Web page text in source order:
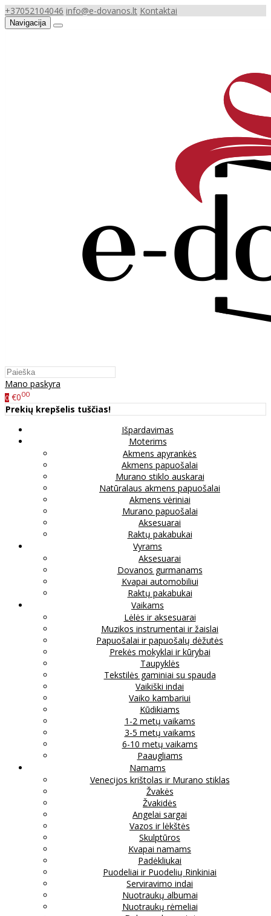
+37052104046 info@e-dovanos.lt Kontaktai
Navigacija
Mano paskyra
0 €000
Prekių krepšelis tuščias!
Išpardavimas
Moterims
Akmens apyrankės
Akmens papuošalai
Murano stiklo auskarai
Natūralaus akmens papuošalai
Akmens vėriniai
Murano papuošalai
Aksesuarai
Raktų pakabukai
Vyrams
Aksesuarai
Dovanos gurmanams
Kvapai automobiliui
Raktų pakabukai
Vaikams
Lėlės ir aksesuarai
Muzikos instrumentai ir žaislai
Papuošalai ir papuošalų dėžutės
Prekės mokyklai ir kūrybai
Taupyklės
Tekstilės gaminiai su spauda
Vaikiški indai
Vaiko kambariui
Kūdikiams
1-2 metų vaikams
3-5 metų vaikams
6-10 metų vaikams
Paaugliams
Namams
Venecijos krištolas ir Murano stiklas
Žvakės
Žvakidės
Angelai sargai
Vazos ir lėkštės
Skulptūros
Kvapai namams
Padėkliukai
Puodeliai ir Puodelių Rinkiniai
Serviravimo indai
Nuotraukų albumai
Nuotraukų rėmeliai